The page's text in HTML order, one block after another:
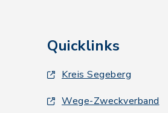
Quicklinks
Kreis Segeberg
Wege-Zweckverband